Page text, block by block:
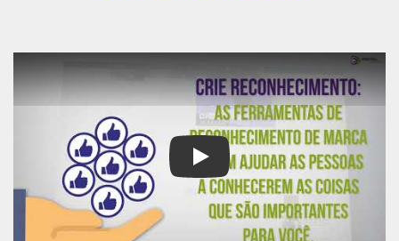
Agência Campanhas Google